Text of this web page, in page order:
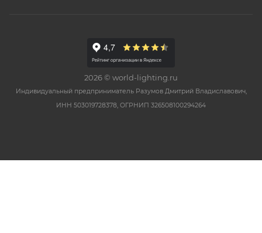
2026 © world-lighting.ru
Индивидуальный предприниматель Разумов Дмитрий Владиславович,
ИНН 503019728378, ОГРНИП 326508100294264